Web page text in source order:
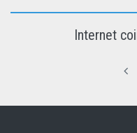
Internet